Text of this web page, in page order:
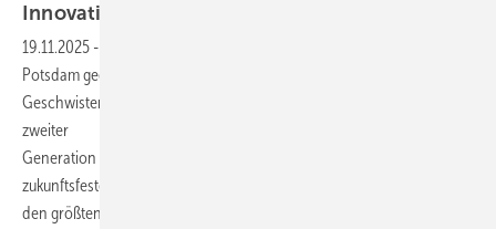
Innovation und
19.11.2025 -
Potsdam gegründet wurde, zum modernen Unternehmen: Die
Geschwister Silvio und Kristin Bensch führen den Familienbetrieb in
zweiter
Generation fort mit klarem Fokus auf technische Innovation und
zukunftsfestes SHK-Handwerk. Während der Heizungsbereich noch
den größten Anteil am Umsatz ausmacht, gewinnen Klima- und